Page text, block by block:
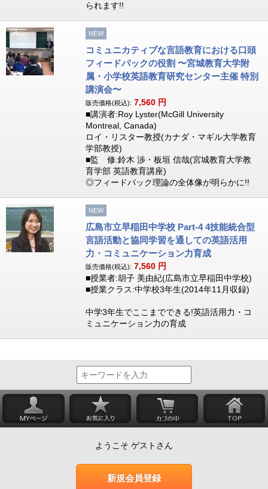
られます!!
NEW
コミュニカティブな言語教育における口頭
フィードバックの役割 〜宮城教育大学附
属・小学校英語教育研究センター主催 特別
講演会〜
販売価格(税込): 7,560 円
■講演者:Roy Lyster(McGill University
Montreal, Canada)
ロイ・リスター教授(カナダ・マギル大学教育
学部教授)
■監 修:鈴木 渉・板垣 信哉(宮城教育大学教
育学部 英語教育講座)
◎フィードバック理論の全体像が明らかに!!
NEW
広島市立早稲田中学校 Part-4 4技能統合型
言語活動と協同学習を通しての英語活用
力・コミュニケーション力育成
販売価格(税込): 7,560 円
■授業者:胡子 美由紀(広島市立早稲田中学校)
■授業クラス:中学校3年生(2014年11月収録)
中学3年生でここまでできる!英語活用力・コ
ミュニケーション力の育成
ようこそ ゲストさん
新規会員登録